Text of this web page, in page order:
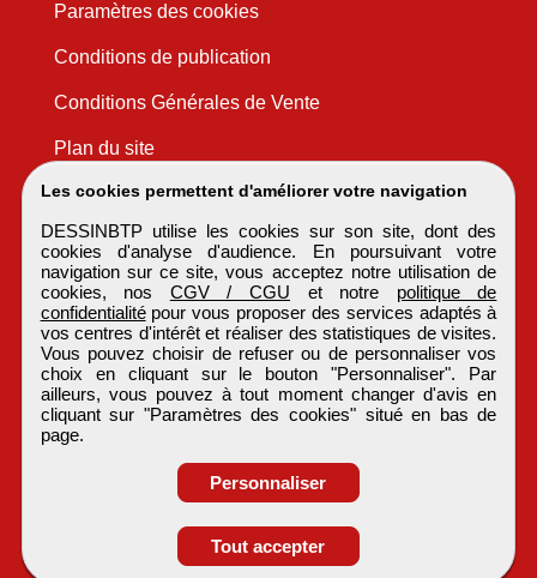
Postulez à l'annonce
Les cookies permettent d'améliorer votre navigation
DESSINBTP utilise les cookies sur son site, dont des
cookies d'analyse d'audience. En poursuivant votre
navigation sur ce site, vous acceptez notre utilisation de
cookies, nos CGV / CGU et notre politique de
confidentialitépour vous proposer des services adaptés à
vos centres d'intérêt et réaliser des statistiques de visites.
Vous pouvez choisir de refuser ou de personnaliser vos
choix en cliquant sur le bouton "Personnaliser". Par
ailleurs, vous pouvez à tout moment changer d'avis en
cliquant sur "Paramètres des cookies" situé en bas de
page.
Personnaliser
Tout accepter
Paramètres des cookies
Conditions de publication
Conditions Générales de Vente
Plan du site
DESSINBTP